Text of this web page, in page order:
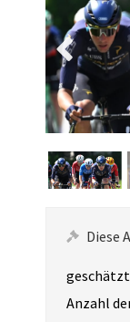
Diese
Anzahl